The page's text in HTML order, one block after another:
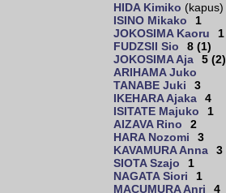
HIDA Kimiko (kapus)
ISINO Mikako
1
JOKOSIMA Kaoru
1
FUDZSII Sio
8 (1)
JOKOSIMA Aja
5 (2)
ARIHAMA Juko
TANABE Juki
3
IKEHARA Ajaka
4
ISITATE Majuko
1
AIZAVA Rino
2
HARA Nozomi
3
KAVAMURA Anna
3
SIOTA Szajo
1
NAGATA Siori
1
MACUMURA Anri
4